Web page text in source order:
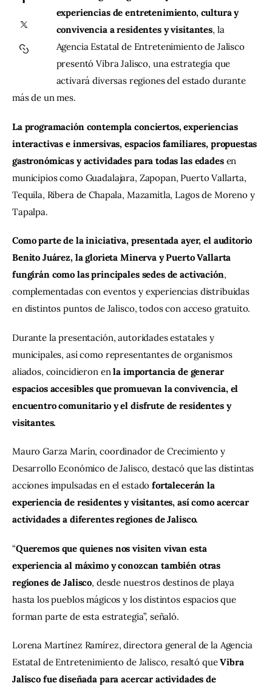
Contacto
experiencias de entretenimiento, cultura y
convivencia a residentes y visitantes, la
Agencia Estatal de Entretenimiento de Jalisco
presentó Vibra Jalisco, una estrategia que
activará diversas regiones del estado durante
más de un mes.
La programación contempla conciertos, experiencias
interactivas e inmersivas, espacios familiares, propuestas
gastronómicas y actividades para todas las edades en
municipios como Guadalajara, Zapopan, Puerto Vallarta,
Tequila, Ribera de Chapala, Mazamitla, Lagos de Moreno y
Tapalpa.
Como parte de la iniciativa, presentada ayer, el auditorio
Benito Juárez, la glorieta Minerva y Puerto Vallarta
fungirán como las principales sedes de activación,
complementadas con eventos y experiencias distribuidas
en distintos puntos de Jalisco, todos con acceso gratuito.
Durante la presentación, autoridades estatales y
municipales, así como representantes de organismos
aliados, coincidieron en la importancia de generar
espacios accesibles que promuevan la convivencia, el
encuentro comunitario y el disfrute de residentes y
visitantes.
Mauro Garza Marín, coordinador de Crecimiento y
Desarrollo Económico de Jalisco, destacó que las distintas
acciones impulsadas en el estado fortalecerán la
experiencia de residentes y visitantes, así como acercar
actividades a diferentes regiones de Jalisco.
“Queremos que quienes nos visiten vivan esta
experiencia al máximo y conozcan también otras
regiones de Jalisco, desde nuestros destinos de playa
hasta los pueblos mágicos y los distintos espacios que
forman parte de esta estrategia”, señaló.
Lorena Martínez Ramírez, directora general de la Agencia
Estatal de Entretenimiento de Jalisco, resaltó que Vibra
Jalisco fue diseñada para acercar actividades de